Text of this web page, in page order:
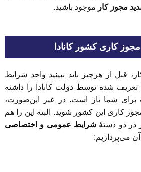
مجوز کار موجود باشید.
کاری کشور کانادا
قبل از هرچیز باید ببینید واجد شرایط
تعریف شده توسط دولت کانادا را داشته
برای شما باز است. در غیر این‌صورت،
کاری این کشور شوید. البته این را هم
در دو دستۀشرایط عمومی و اختصاصی
آن می‌پردازیم: